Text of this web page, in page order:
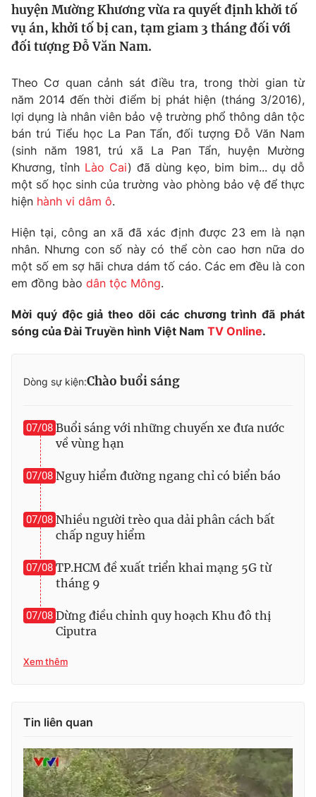
Thế giới
Tin tức
Câu chuyện quốc tế
Kinh tế
Tài chính
Thị trường
Góc doanh nghiệp
Dữ liệu và đời sống
Truyền hình
Phim VTV
Hậu trường
Nhân vật
Khán giả
Giải sao mai
Giải trí
Điện ảnh
Âm nhạc
Sao
Du lịch
Làm đẹp
Chất lượng cuộc sống
Giáo dục
Tuyển sinh
Học trực tuyến
Hitech Công nghệ tương lai
Thị trường
Tư vấn
Lịch phát sóng
Chuyên mục khác
Emagazine
Photo
Video
VTV Money
VTV Sức khoẻ Bất động sản
Thị trường 24h
VTV9 VTV8
Liên hệ tòa soạn English
huyện Mường Khương vừa ra quyết định khởi tố
vụ án, khởi tố bị can, tạm giam 3 tháng đối với
đối tượng Đỗ Văn Nam.
Theo Cơ quan cảnh sát điều tra, trong thời gian từ
năm 2014 đến thời điểm bị phát hiện (tháng 3/2016),
lợi dụng là nhân viên bảo vệ trường phổ thông dân tộc
bán trú Tiểu học La Pan Tẩn, đối tượng Đỗ Văn Nam
(sinh năm 1981, trú xã La Pan Tẩn, huyện Mường
Khương, tỉnh Lào Cai) đã dùng kẹo, bim bim... dụ dỗ
một số học sinh của trường vào phòng bảo vệ để thực
hiện hành vi dâm ô.
Hiện tại, công an xã đã xác định được 23 em là nạn
nhân. Nhưng con số này có thể còn cao hơn nữa do
một số em sợ hãi chưa dám tố cáo. Các em đều là con
em đồng bào dân tộc Mông.
Mời quý độc giả theo dõi các chương trình đã phát
sóng của Đài Truyền hình Việt Nam TV Online.
Dòng sự kiện:Chào buổi sáng
07/08 Buổi sáng với những chuyến xe đưa nước
về vùng hạn
07/08 Nguy hiểm đường ngang chỉ có biển báo
07/08 Nhiều người trèo qua dải phân cách bất
chấp nguy hiểm
07/08 TP.HCM đề xuất triển khai mạng 5G từ
tháng 9
07/08 Dừng điều chỉnh quy hoạch Khu đô thị
Ciputra
Xem thêm
Tin liên quan